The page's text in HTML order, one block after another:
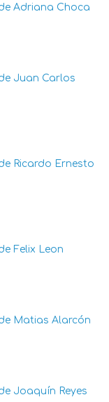
Adriana Choca
Juan Carlos
Ricardo Ernesto
Felix Leon
Matias Alarcón
Joaquín Reyes